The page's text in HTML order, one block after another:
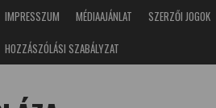
IMPRESSZUM MÉDIAAJÁNLAT SZERZŐI JOGOK
HOZZÁSZÓLÁSI SZABÁLYZAT